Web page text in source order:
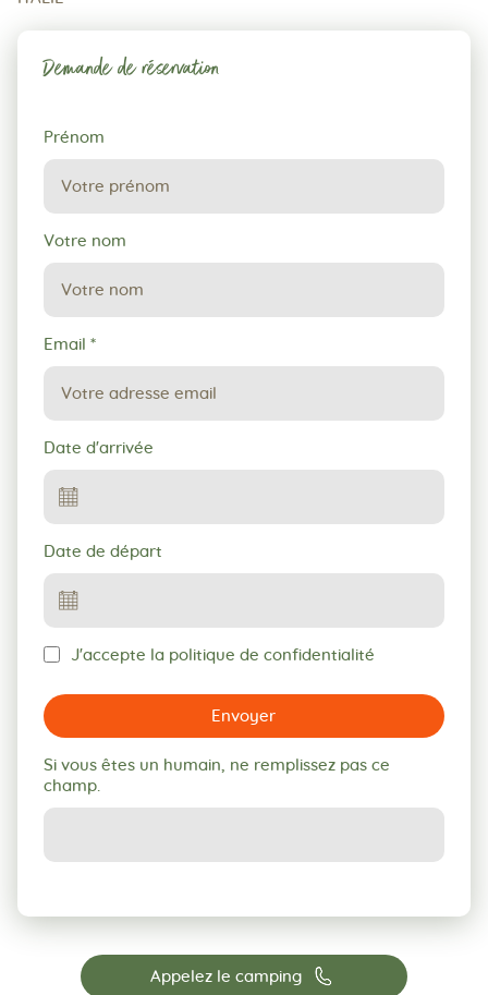
Demande de réservation
Demande
de
réservation
Prénom
Votre nom
Email *
Date d'arrivée
Date de départ
J'accepte la politique de confidentialité
Envoyer
Si vous êtes un humain, ne remplissez pas ce
champ.
Appelez le camping 📞